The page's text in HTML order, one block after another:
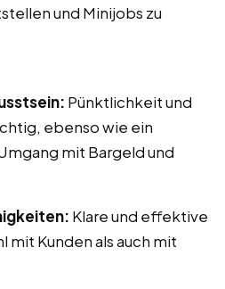
und Minijobs zu
Pünktlichkeit und
ebenso wie ein
mit Bargeld und
Klare und effektive
mit Kunden als auch mit